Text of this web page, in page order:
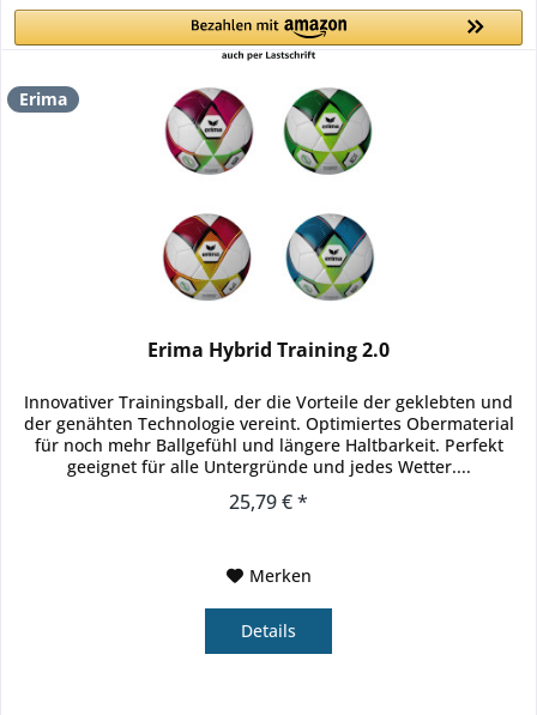
Erima
Erima Hybrid Training 2.0
Innovativer Trainingsball, der die Vorteile der geklebten und
der genähten Technologie vereint. Optimiertes Obermaterial
für noch mehr Ballgefühl und längere Haltbarkeit. Perfekt
geeignet für alle Untergründe und jedes Wetter....
25,79 € *
Merken
Details